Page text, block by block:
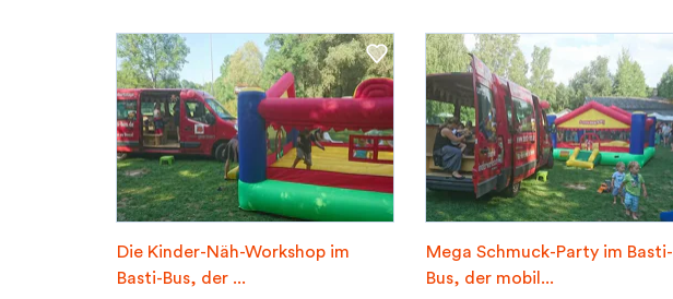
Die Kinder-Näh-Workshop im
Basti-Bus, der ...
Mega Schmuck-Party im Basti-
Bus, der mobil...